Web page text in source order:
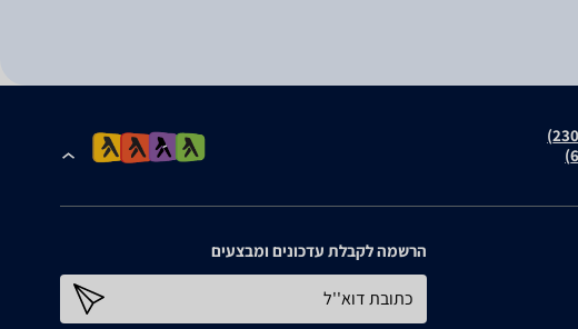
הרשמה לקבלת עדכונים ומבצעים
כתובת דוא''ל